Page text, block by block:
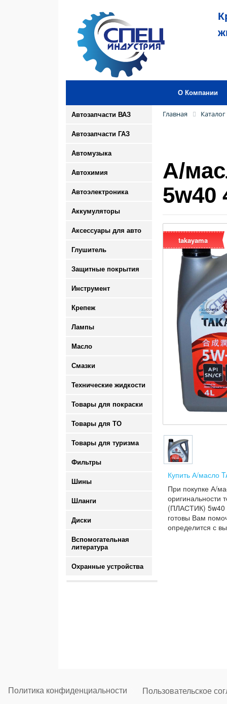
О Компании
Автозапчасти ВАЗ
Автозапчасти ГАЗ
Автомузыка
Автохимия
Автоэлектроника
Аккумуляторы
Аксессуары для авто
Глушитель
Защитные покрытия
Инструмент
Крепеж
Лампы
Масло
Смазки
Технические жидкости
Товары для покраски
Товары для ТО
Товары для туризма
Фильтры
Шины
Шланги
Диски
Вспомогательная
литература
Охранные устройства
Главная Каталог
А/
5w40
takayama
Купить А/масло
При покупке А/
оригинальности
(ПЛАСТИК) 5w40
готовы Вам
определится с
Политика конфиденциальности Пользовательское